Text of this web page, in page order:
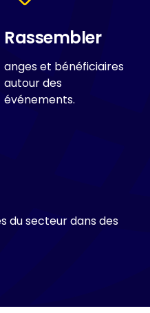
Rassembler
anges et bénéficiaires
autour des
événements.
du secteur dans des